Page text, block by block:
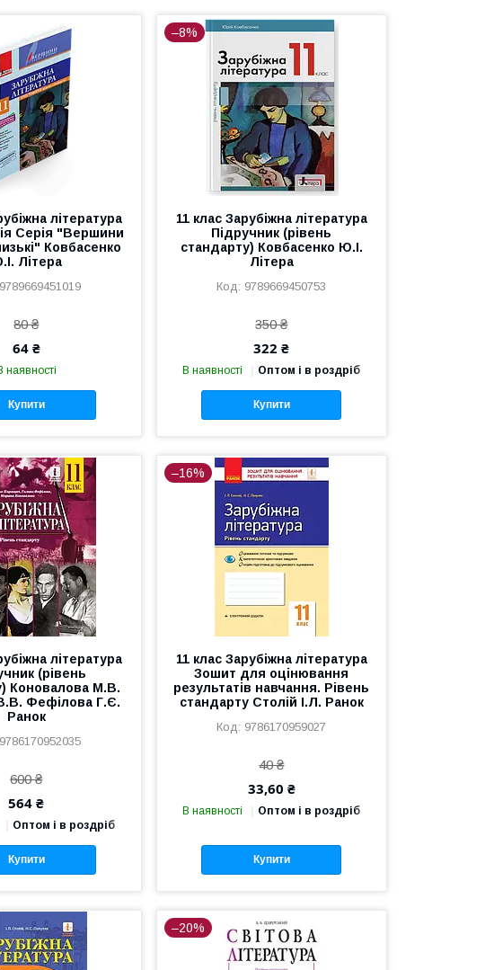
література
Серія "Вершини
Ковбасенко
Літера
9789669451019
80 ₴
64 ₴
наявності
Купити
–8%
11 клас Зарубіжна література
Підручник (рівень
стандарту) Ковбасенко Ю.І.
Літера
9789669450753
350 ₴
322 ₴
В наявності Оптом і в роздріб
Купити
література
(рівень
Коновалова М.В.
Фефілова Г.Є.
Ранок
9786170952035
600 ₴
564 ₴
Оптом і в роздріб
Купити
–16%
11 клас Зарубіжна література
Зошит для оцінювання
результатів навчання. Рівень
стандарту Столій І.Л. Ранок
9786170959027
40 ₴
33,60 ₴
В наявності Оптом і в роздріб
Купити
–20%